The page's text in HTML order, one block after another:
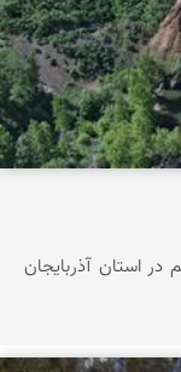
استان آذربایجان